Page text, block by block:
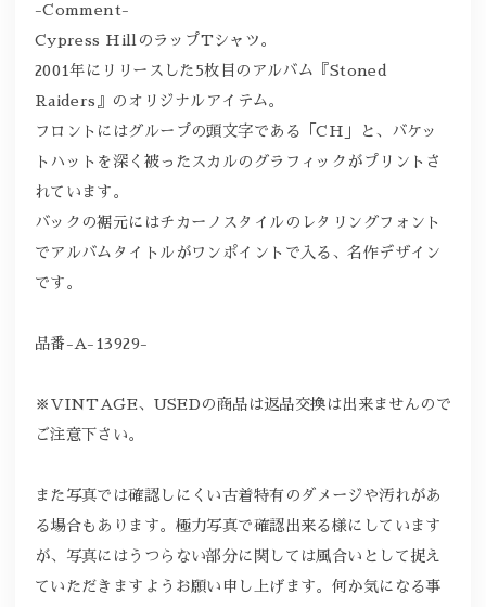
-Comment-
Cypress HillのラップTシャツ。
2001年にリリースした5枚目のアルバム『Stoned
Raiders』のオリジナルアイテム。
フロントにはグループの頭文字である「CH」と、バケッ
トハットを深く被ったスカルのグラフィックがプリントさ
れています。
バックの裾元にはチカーノスタイルのレタリングフォント
でアルバムタイトルがワンポイントで入る、名作デザイン
です。
品番-A-13929-
※VINTAGE、USEDの商品は返品交換は出来ませんので
ご注意下さい。
また写真では確認しにくい古着特有のダメージや汚れがあ
る場合もあります。極力写真で確認出来る様にしています
が、写真にはうつらない部分に関しては風合いとして捉え
ていただきますようお願い申し上げます。何か気になる事